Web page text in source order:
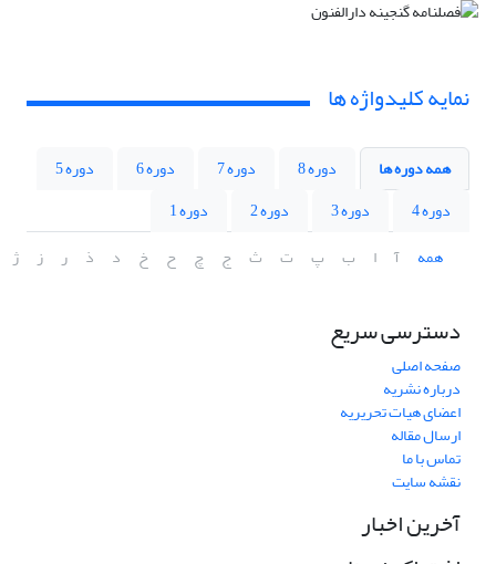
نمایه کلیدواژه ها
همه دوره ها دوره 8 دوره 7 دوره 6
دوره 5
دوره 4
دوره 3 دوره 2
دوره 1
همه
آ ا ب پ ت ث ج چ ح خ د ذ ر ز ژ
دسترسی سریع
صفحه اصلی
درباره نشریه
اعضای هیات تحریریه
ارسال مقاله
تماس با ما
نقشه سایت
آخرین اخبار